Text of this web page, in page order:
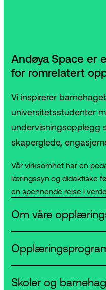
Andøya Space er
for romrelatert
Vi inspirerer
universitetsstudenter
undervisningsopplegg
skaperglede,
Vår virksomhet har en
læringssyn og didaktiske
en spennende reise i
Om våre
Skoler og